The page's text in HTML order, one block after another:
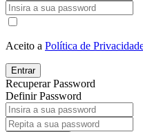
Aceito a Política de
Entrar
Recuperar Password
Definir Password